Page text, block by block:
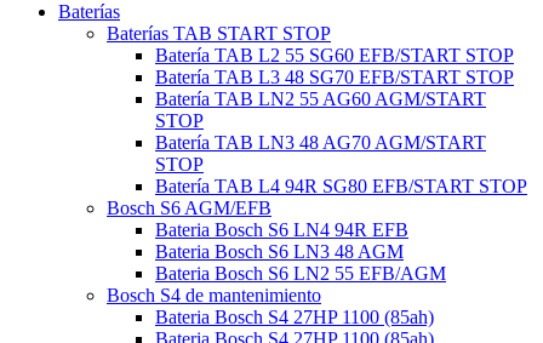
Baterías
Baterías TAB START STOP
Batería TAB L2 55 SG60 EFB/START STOP
Batería TAB L3 48 SG70 EFB/START STOP
Batería TAB LN2 55 AG60 AGM/START
STOP
Batería TAB LN3 48 AG70 AGM/START
STOP
Batería TAB L4 94R SG80 EFB/START STOP
Bosch S6 AGM/EFB
Bateria Bosch S6 LN4 94R EFB
Bateria Bosch S6 LN3 48 AGM
Bateria Bosch S6 LN2 55 EFB/AGM
Bosch S4 de mantenimiento
Bateria Bosch S4 27HP 1100 (85ah)
Bateria Bosch S4 27HP 1100 (85ah)